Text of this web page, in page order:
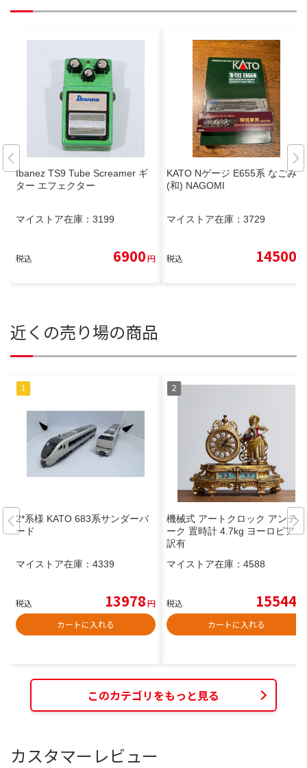
Ibanez TS9 Tube Screamer ギ
ター エフェクター
マイストア在庫： 3199
税込 6900円
KATO Nゲージ E655系 なごみ
(和) NAGOMI
マイストア在庫： 3729
税込 14500
近くの売り場の商品
2*系様 KATO 683系サンダーバ
ード
マイストア在庫： 4339
税込 13978円
カートに入れる
機械式 アートクロック アンティ
ーク 置時計 4.7kg ヨーロピアン
訳有
マイストア在庫： 4588
税込 15544
カートに入れる
このカテゴリをもっと見る
カスタマーレビュー